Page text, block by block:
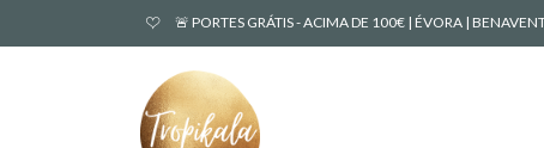
🚨 PORTES GRÁTIS - ACIMA DE 100€ | ÉVORA |